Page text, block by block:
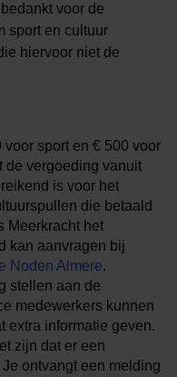
voor de
sport en cultuur
hiervoor niet de
sport en € 500 voor
de vergoeding vanuit
is voor het
die betaald
Meerkracht het
kan aanvragen bij
Noden Almere.
stellen aan de
medewerkers kunnen
extra informatie geven.
zijn dat er een
ontvangt een melding